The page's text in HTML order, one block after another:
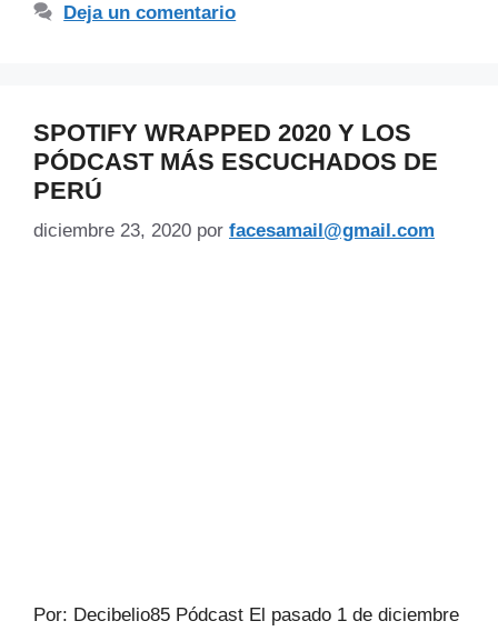
Deja un comentario
SPOTIFY WRAPPED 2020 Y LOS
PÓDCAST MÁS ESCUCHADOS DE
PERÚ
diciembre 23, 2020 por facesamail@gmail.com
Por: Decibelio85 Pódcast El pasado 1 de diciembre